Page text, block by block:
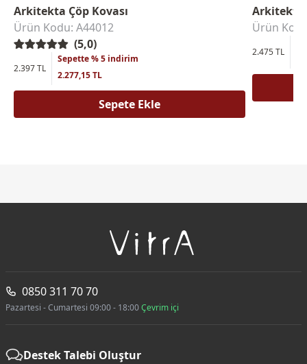
Arkitekta Çöp Kovası
Ürün Kodu: A44012
(5,0)
2.397 TL
Sepette % 5 indirim
2.277,15 TL
Sepete Ekle
Arkitekta
Ürün
2.475 TL
0850 311 70 70
Pazartesi - Cumartesi 09:00 - 18:00Çevrim içi
Destek Talebi Oluştur